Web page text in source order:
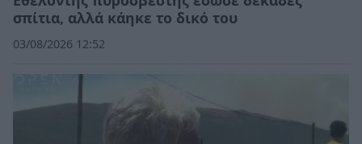
σπίτια, αλλά κάηκε το δικό του
03/08/2026 12:52